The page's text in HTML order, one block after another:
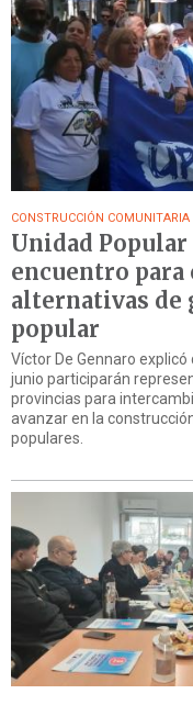
CONSTRUCCIÓN COMUNITARIA
Unidad
encuentro
alternativas de
popular
Víctor De Gennaro
junio participarán
provincias para
avanzar en la
populares.